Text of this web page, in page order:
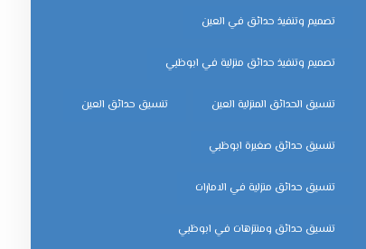
تصميم وتنفيذ حدائق في العين
تصميم وتنفيذ حدائق منزلية في ابوظبي
تنسيق الحدائق المنزلية العين تنسيق حدائق العين
تنسيق حدائق صغيرة ابوظبي
تنسيق حدائق منزلية في الامارات
تنسيق حدائق ومنتزهات في ابوظبي